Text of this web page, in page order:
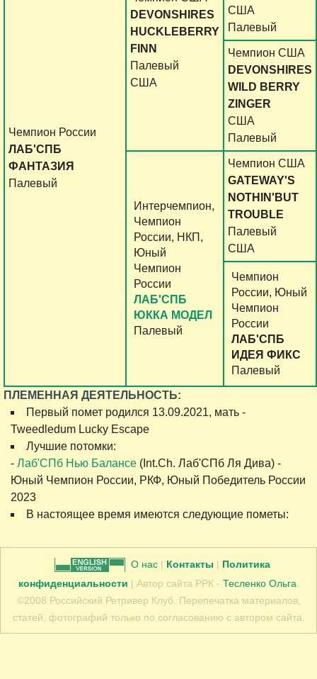
Чемпион России
ЛАБ'СПБ
ФАНТАЗИЯ
Палевый
DEVONSHIRES
HUCKLEBERRY
FINN
Палевый
США
США
Палевый
Чемпион США
DEVONSHIRES
WILD BERRY
ZINGER
США
Палевый
Интерчемпион,
Чемпион
России, НКП,
Юный
Чемпион
России
ЛАБ'СПБ
ЮККА МОДЕЛ
Палевый
Чемпион США
GATEWAY'S
NOTHIN'BUT
TROUBLE
Палевый
США
Чемпион
России, Юный
Чемпион
России
ЛАБ'СПБ
ИДЕЯ ФИКС
Палевый
ПЛЕМЕННАЯ ДЕЯТЕЛЬНОСТЬ:
Первый помет родился 13.09.2021, мать -
Tweedledum Lucky Escape
Лучшие потомки:
- Лаб'СПб Нью Балансе (Int.Ch. Лаб'СПб Ля Дива) -
Юный Чемпион России, РКФ, Юный Победитель России
2023
В настоящее время имеются следующие пометы:
О нас | Контакты | Политика
конфиденциальности | Автор сайта РРК - Тесленко Ольга
©2008 Российский Ретривер Клуб. Перепечатка материалов,
статей, фотографий только по согласованию с автором сайта.